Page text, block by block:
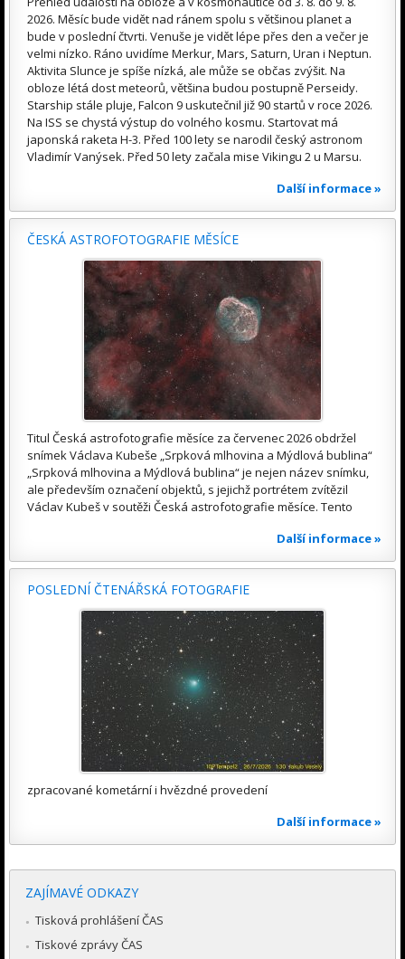
2026. Měsíc bude vidět nad ránem spolu s většinou planet a
bude v poslední čtvrti. Venuše je vidět lépe přes den a večer je
velmi nízko. Ráno uvidíme Merkur, Mars, Saturn, Uran i Neptun.
Aktivita Slunce je spíše nízká, ale může se občas zvýšit. Na
obloze létá dost meteorů, většina budou postupně Perseidy.
Starship stále pluje, Falcon 9 uskutečnil již 90 startů v roce 2026.
Na ISS se chystá výstup do volného kosmu. Startovat má
japonská raketa H-3. Před 100 lety se narodil český astronom
Vladimír Vanýsek. Před 50 lety začala mise Vikingu 2 u Marsu.
Další informace »
ČESKÁ ASTROFOTOGRAFIE MĚSÍCE
Titul Česká astrofotografie měsíce za červenec 2026 obdržel
snímek Václava Kubeše „Srpková mlhovina a Mýdlová bublina“
„Srpková mlhovina a Mýdlová bublina“ je nejen název snímku,
ale především označení objektů, s jejichž portrétem zvítězil
Václav Kubeš v soutěži Česká astrofotografie měsíce. Tento
Další informace »
POSLEDNÍ ČTENÁŘSKÁ FOTOGRAFIE
zpracované kometární i hvězdné provedení
Další informace »
ZAJÍMAVÉ ODKAZY
Tisková prohlášení ČAS
Tiskové zprávy ČAS